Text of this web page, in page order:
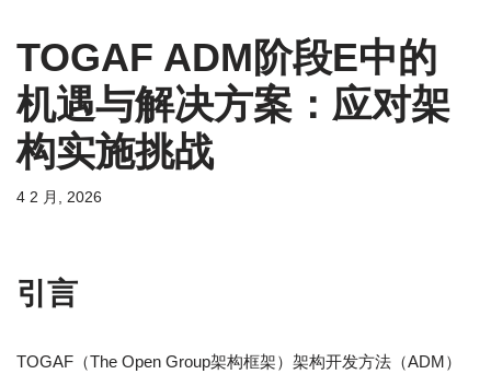
TOGAF ADM阶段E中的
机遇与解决方案：应对架
构实施挑战
4 2 月, 2026
引言
TOGAF（The Open Group架构框架）架构开发方法（ADM）